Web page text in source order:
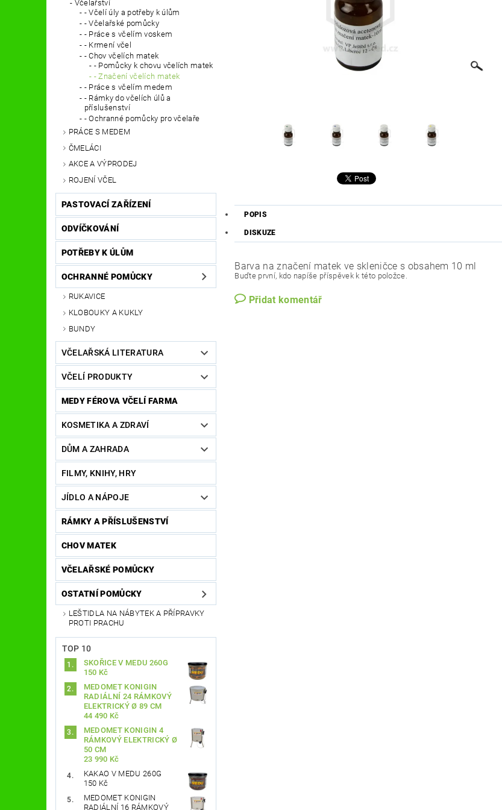
Včelařství
- Včelí úly a potřeby k úlům
- Včelařské pomůcky
- Práce s včelím voskem
- Krmení včel
- Chov včelích matek
- Pomůcky k chovu včelích matek
- Značení včelích matek
- Práce s včelím medem
- Rámky do včelích úlů a
příslušenství
- Ochranné pomůcky pro včelaře
PRÁCE S MEDEM
ČMELÁCI
AKCE A VÝPRODEJ
ROJENÍ VČEL
PASTOVACÍ ZAŘÍZENÍ
ODVÍČKOVÁNÍ
POTŘEBY K ÚLŮM
OCHRANNÉ POMŮCKY
RUKAVICE
KLOBOUKY A KUKLY
BUNDY
VČELAŘSKÁ LITERATURA
VČELÍ PRODUKTY
MEDY FÉROVA VČELÍ FARMA
KOSMETIKA A ZDRAVÍ
DŮM A ZAHRADA
FILMY, KNIHY, HRY
JÍDLO A NÁPOJE
RÁMKY A PŘÍSLUŠENSTVÍ
CHOV MATEK
VČELAŘSKÉ POMŮCKY
OSTATNÍ POMŮCKY
LEŠTIDLA NA NÁBYTEK A PŘÍPRAVKY
PROTI PRACHU
TOP 10
SKOŘICE V MEDU 260G
150 Kč
MEDOMET KONIGIN
RADIÁLNÍ 24 RÁMKOVÝ
ELEKTRICKÝ Ø 89 CM
44 490 Kč
MEDOMET KONIGIN 4
RÁMKOVÝ ELEKTRICKÝ Ø
50 CM
23 990 Kč
KAKAO V MEDU 260G
150 Kč
MEDOMET KONIGIN
RADIÁLNÍ 16 RÁMKOVÝ
POPIS
DISKUZE
Barva na značení matek ve skleničce s obsahem 10 ml
Buďte první, kdo napíše příspěvek k této položce.
Přidat komentář